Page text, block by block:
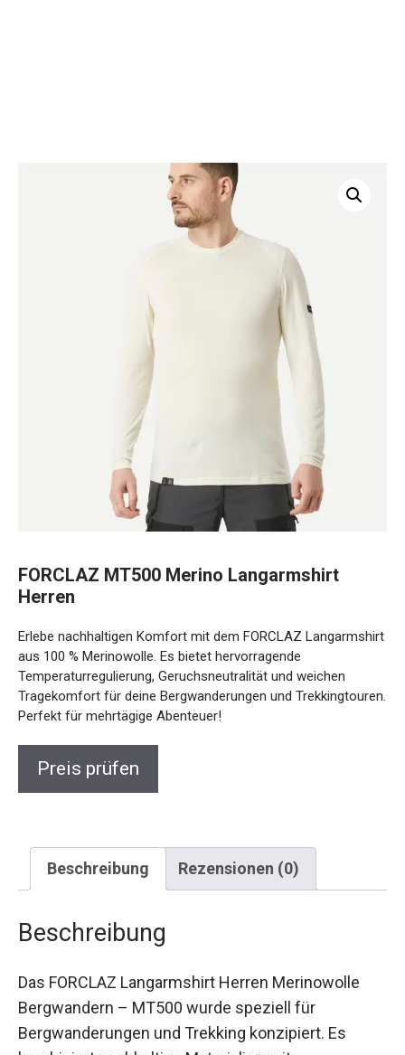
Herren
Langarmshirt aus 100 % Merinowolle. Es bietet
hervorragende Temperaturregulierung, Geruchsneutralität
und weichen Tragekomfort für deine Bergwanderungen und
Trekkingtouren. Perfekt für mehrtägige Abenteuer!
Beschreibung Rezensionen (0)
Beschreibung
Bergwandern – MT500 wurde speziell für
Bergwanderungen und Trekking konzipiert. Es
kombiniert nachhaltige Materialien mit